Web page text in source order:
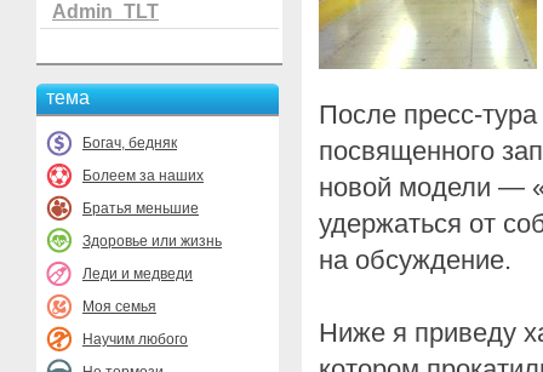
Admin_TLT
тема
Богач, бедняк
Болеем за наших
Братья меньшие
Здоровье или жизнь
Леди и медведи
Моя семья
Научим любого
После пресс-
посвященного
новой модели —
удержаться от
на обсуждение.
Ниже я приведу